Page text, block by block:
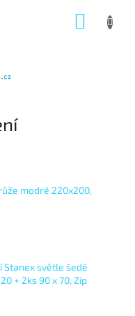
modré 220x200,
Stanex světle šedé
+ 2ks 90 x 70, Zip